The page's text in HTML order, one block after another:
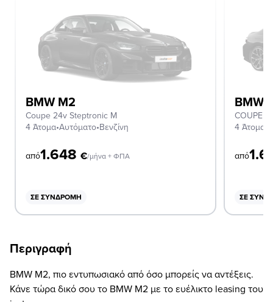
BMW M2
Coupe 24v Steptronic M
4 Άτομα•Αυτόματο•Βενζίνη
από1.648 €/μήνα + ΦΠΑ
ΣΕ ΣΥΝΔΡΟΜΉ
BMW
COUPE
4 Άτομα
από
ΣΕ
Περιγραφή
BMW M2, πιο εντυπωσιακό από όσο μπορείς να αντέξεις.
Κάνε τώρα δικό σου το BMW M2 με το ευέλικτο leasing του